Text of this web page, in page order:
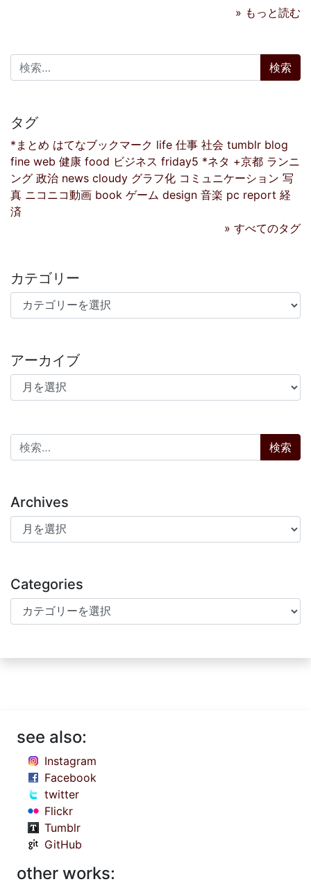
» もっと読む
検索:
タグ
*まとめ はてなブックマーク life 仕事 社会 tumblr blog
fine web 健康 food ビジネス friday5 *ネタ +京都 ランニ
ング 政治 news cloudy グラフ化 コミュニケーション 写
真 ニコニコ動画 book ゲーム design 音楽 pc report 経
済
» すべてのタグ
カテゴリー
カテゴリー
アーカイブ
アーカイブ
検索:
Archives
Archives
Categories
Categories
see also:
Instagram
Facebook
twitter
Flickr
Tumblr
GitHub
other works: